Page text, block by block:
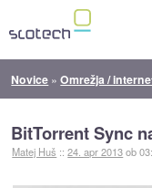
Novice »Omrežja /
BitTorrent Sync
Matej Huš ::24. apr 2013ob